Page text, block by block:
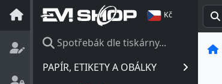
Kč
Spotřebák dle tiskárny...
PAPÍR, ETIKETY A OBÁLKY